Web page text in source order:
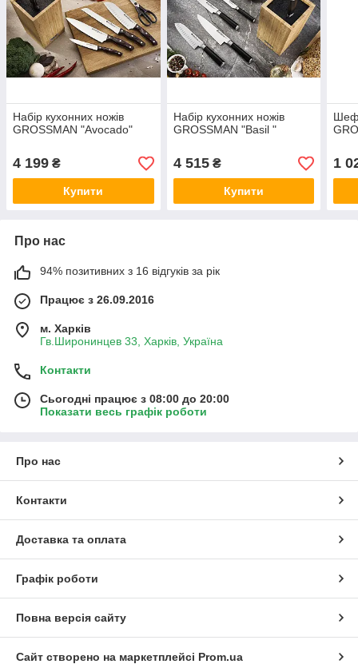
Набір кухонних ножів
GROSSMAN "Avocado"
4 199 ₴
Купити
Набір кухонних ножів
GROSSMAN "Basil "
4 515₴
Купити
1
Про нас
94% позитивних з 16 відгуків за рік
Працює з 26.09.2016
м. Харків
Гв.Широнинцев 33, Харків, Україна
Контакти
Сьогодні працює з 08:00 до 20:00
Показати весь графік роботи
Про нас
Контакти
Доставка та оплата
Графік роботи
Повна версія сайту
Сайт створено на маркетплейсі Prom.ua